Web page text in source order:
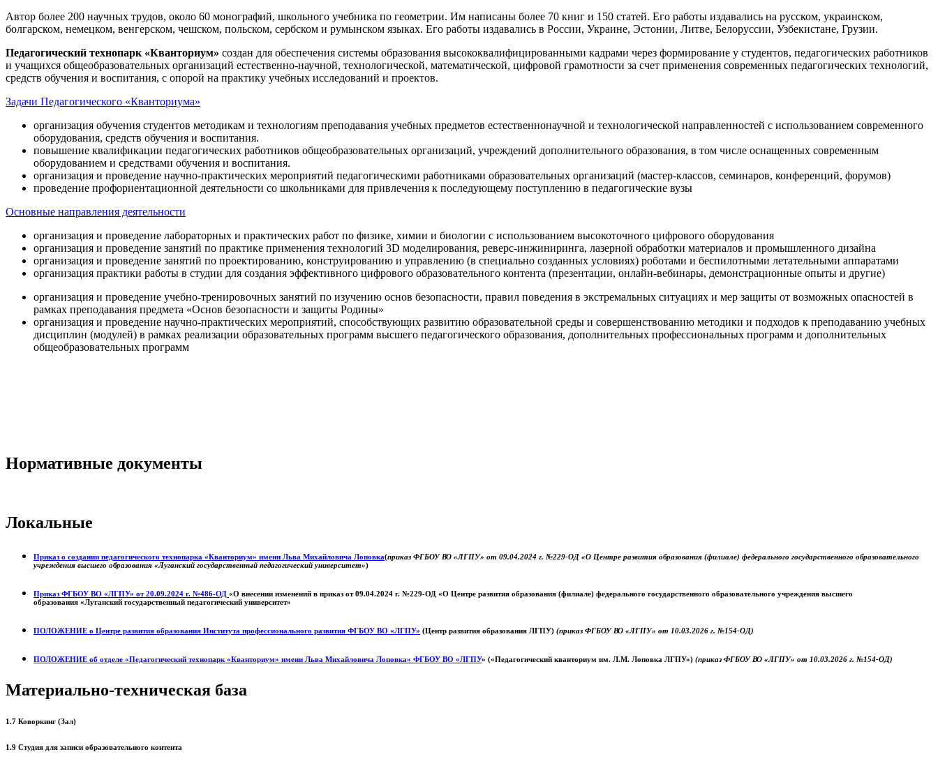
Автор более 200 научных трудов, около 60 монографий, школьного учебника по геометрии. Им написаны более 70 книг и 150 статей. Его работы издавались на русском, украинском,
болгарском, немецком, венгерском, чешском, польском, сербском и румынском языках. Его работы издавались в России, Украине, Эстонии, Литве, Белоруссии, Узбекистане, Грузии.
Педагогический технопарк «Кванториум» создан для обеспечения системы образования высококвалифицированными кадрами через формирование у студентов, педагогических работников
и учащихся общеобразовательных организаций естественно-научной, технологической, математической, цифровой грамотности за счет применения современных педагогических технологий,
средств обучения и воспитания, с опорой на практику учебных исследований и проектов.
Задачи Педагогического «Кванториума»
организация обучения студентов методикам и технологиям преподавания учебных предметов естественнонаучной и технологической направленностей с использованием современного
оборудования, средств обучения и воспитания.
повышение квалификации педагогических работников общеобразовательных организаций, учреждений дополнительного образования, в том числе оснащенных современным
оборудованием и средствами обучения и воспитания.
организация и проведение научно-практических мероприятий педагогическими работниками образовательных организаций (мастер-классов, семинаров, конференций, форумов)
проведение профориентационной деятельности со школьниками для привлечения к последующему поступлению в педагогические вузы
Основные направления деятельности
организация и проведение лабораторных и практических работ по физике, химии и биологии с использованием высокоточного цифрового оборудования
организация и проведение занятий по практике применения технологий 3D моделирования, реверс-инжиниринга, лазерной обработки материалов и промышленного дизайна
организация и проведение занятий по проектированию, конструированию и управлению (в специально созданных условиях) роботами и беспилотными летательными аппаратами
организация практики работы в студии для создания эффективного цифрового образовательного контента (презентации, онлайн-вебинары, демонстрационные опыты и другие)
организация и проведение учебно-тренировочных занятий по изучению основ безопасности, правил поведения в экстремальных ситуациях и мер защиты от возможных опасностей в
рамках преподавания предмета «Основ безопасности и защиты Родины»
организация и проведение научно-практических мероприятий, способствующих развитию образовательной среды и совершенствованию методики и подходов к преподаванию учебных
дисциплин (модулей) в рамках реализации образовательных программ высшего педагогического образования, дополнительных профессиональных программ и дополнительных
общеобразовательных программ
Нормативные документы
Локальные
Приказ о создании педагогического технопарка «Кванториум» имени Льва Михайловича Лоповка(приказ ФГБОУ ВО «ЛГПУ» от 09.04.2024 г. №229-ОД «О Центре развития образования (филиале) федерального государственного образовательного
учреждения высшего образования «Луганский государственный педагогический университет»)
Приказ ФГБОУ ВО «ЛГПУ» от 20.09.2024 г. №486-ОД «О внесении изменений в приказ от 09.04.2024 г. №229-ОД «О Центре развития образования (филиале) федерального государственного образовательного учреждения высшего
образования «Луганский государственный педагогический университет»
ПОЛОЖЕНИЕ о Центре развития образования Института профессионального развития ФГБОУ ВО «ЛГПУ» (Центр развития образования ЛГПУ) (приказ ФГБОУ ВО «ЛГПУ» от 10.03.2026 г. №154-ОД)
ПОЛОЖЕНИЕ об отделе «Педагогический технопарк «Кванториум» имени Льва Михайловича Лоповка» ФГБОУ ВО «ЛГПУ» («Педагогический кванториум им. Л.М. Лоповка ЛГПУ») (приказ ФГБОУ ВО «ЛГПУ» от 10.03.2026 г. №154-ОД)
Материально-техническая база
1.7 Коворкинг (Зал)
1.9 Студия для записи образовательного контента